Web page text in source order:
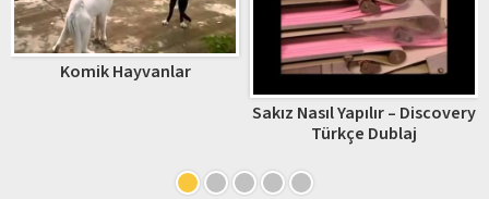
Komik Hayvanlar
Sakız Nasıl Yapılır – Discovery
Türkçe Dublaj